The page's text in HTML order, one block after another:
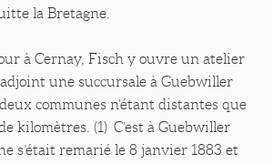
la Bretagne.
à Cernay, Fisch y ouvre un atelier
une succursale à Guebwiller
communes n’étant distantes que
kilomètres. (1) C’est à Guebwiller
s’était remarié le 8 janvier 1883 et